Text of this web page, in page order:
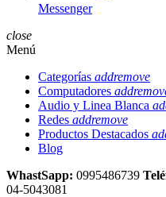
Messenger
close
Menú
Categorías addremove
Computadores add
Audio y Linea Blanca
Redes addremove
Productos Destacados
Blog
WhastSapp: 0995486739
04-5043081